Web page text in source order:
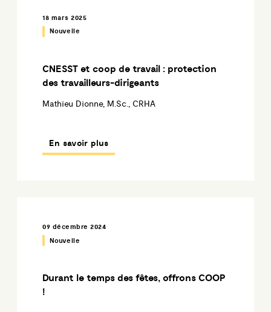
18 mars 2025
Nouvelle
CNESST et coop de travail : protection
des travailleurs-dirigeants
Mathieu Dionne, M.Sc., CRHA
En savoir plus
09 décembre 2024
Nouvelle
Durant le temps des fêtes, offrons COOP
!